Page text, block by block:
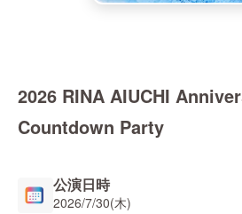
2026 RINA AIUCHI
Countdown Party
公演日時
2026/7/30(木)